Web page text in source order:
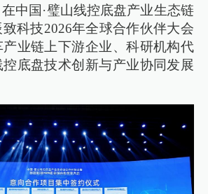
中国·璧山线控底盘产业生态链
科技2026年全球合作伙伴大会
业链上下游企业、科研机构代
底盘技术创新与产业协同发展